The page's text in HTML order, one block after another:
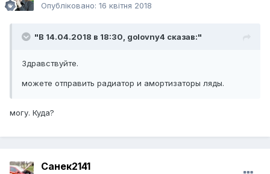
Опубліковано: 16 квітня 2018
"В 14.04.2018 в 18:30, golovny4 сказав:"
Здравствуйте.
можете отправить радиатор и амортизаторы ляды.
могу. Куда?
Санек2141